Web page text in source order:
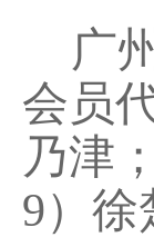
广州
会员
乃津
9）徐